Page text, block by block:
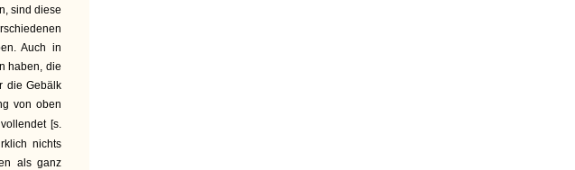
sind diese
Auch in
haben, die
die Gebälk
von oben
[s.
nichts
als ganz